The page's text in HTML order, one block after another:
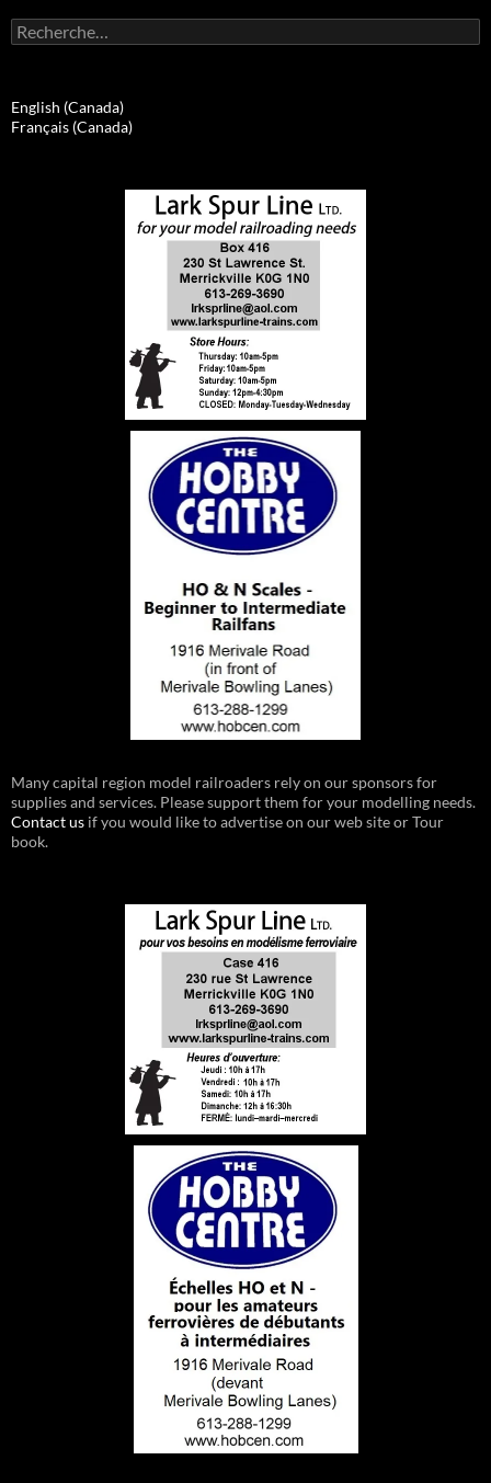
Rechercher :
English (Canada)
Français (Canada)
Many capital region model railroaders rely on our sponsors for
supplies and services. Please support them for your modelling needs.
Contact us if you would like to advertise on our web site or Tour
book.